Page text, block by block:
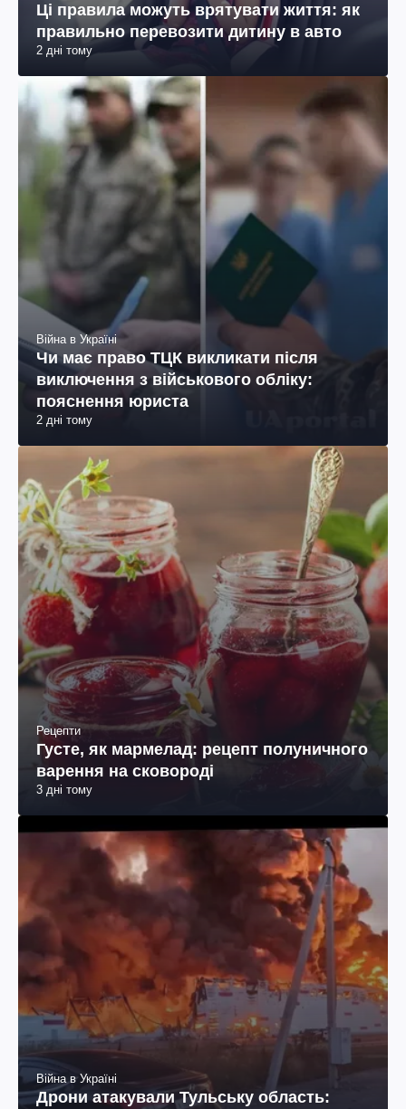
Ці правила можуть врятувати життя: як
правильно перевозити дитину в авто
2 дні тому
Війна в Україні
Чи має право ТЦК викликати після
виключення з військового обліку:
пояснення юриста
2 дні тому
Рецепти
Густе, як мармелад: рецепт полуничного
варення на сковороді
3 дні тому
Війна в Україні
Дрони атакували Тульську область: